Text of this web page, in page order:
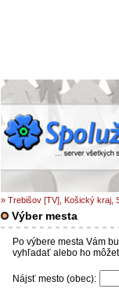
» Trebišov [TV], Košický kraj,
Výber mesta
Po výbere mesta Vám
vyhľadať alebo ho
Nájsť mesto (obec):